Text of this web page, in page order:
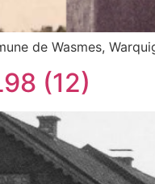
de Wasmes,
(12)